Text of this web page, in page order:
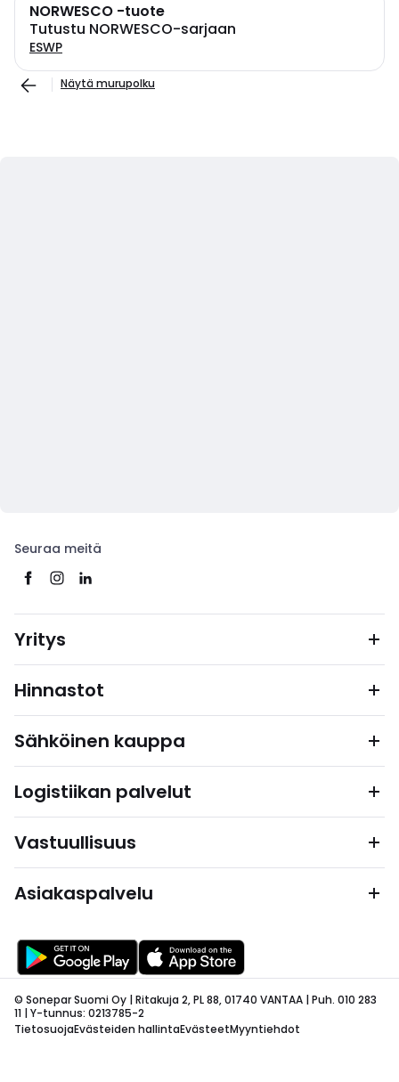
NORWESCO -tuote
Tutustu NORWESCO-sarjaan
ESWP
Näytä murupolku
Seuraa meitä
Yritys
Hinnastot
Sähköinen kauppa
Logistiikan palvelut
Vastuullisuus
Asiakaspalvelu
© Sonepar Suomi Oy | Ritakuja 2, PL 88, 01740 VANTAA | Puh. 010 283
11 | Y-tunnus: 0213785-2
TietosuojaEvästeiden hallintaEvästeetMyyntiehdot